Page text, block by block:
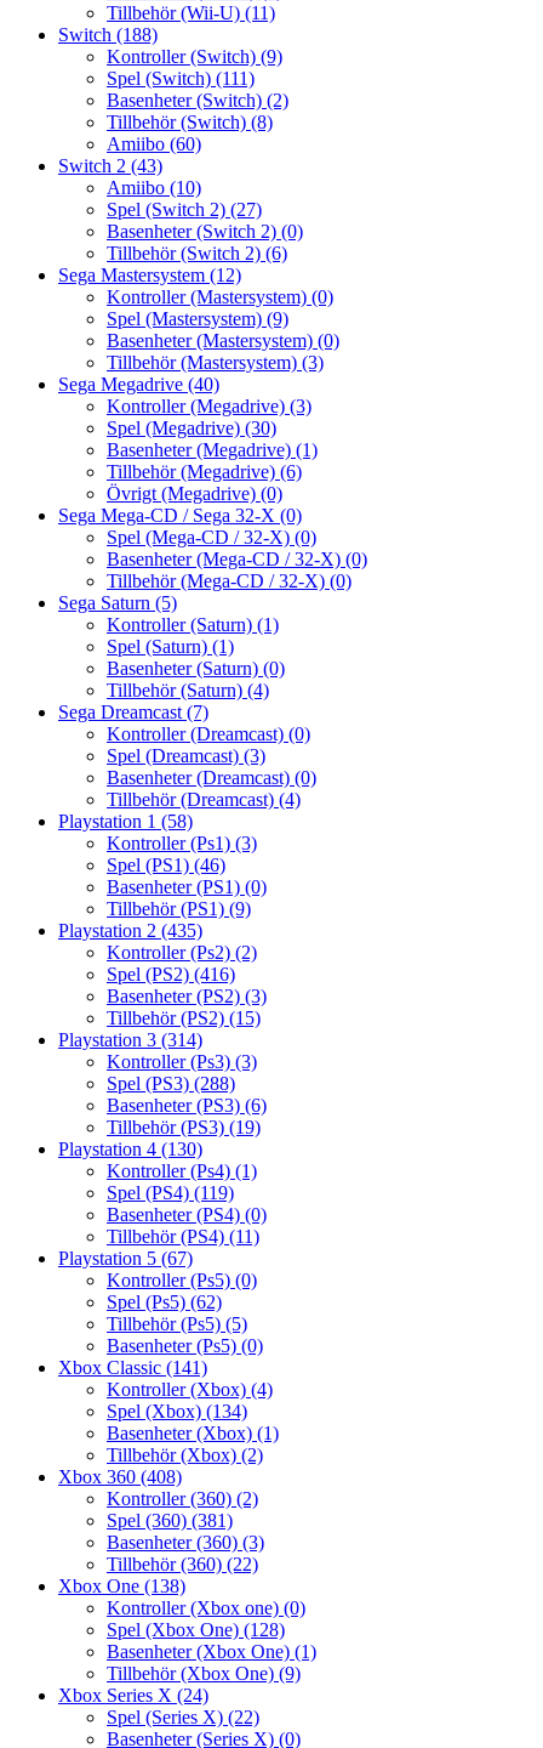
Tillbehör (Wii-U) (11)
Switch (188)
Kontroller (Switch) (9)
Spel (Switch) (111)
Basenheter (Switch) (2)
Tillbehör (Switch) (8)
Amiibo (60)
Switch 2 (43)
Amiibo (10)
Spel (Switch 2) (27)
Basenheter (Switch 2) (0)
Tillbehör (Switch 2) (6)
Sega Mastersystem (12)
Kontroller (Mastersystem) (0)
Spel (Mastersystem) (9)
Basenheter (Mastersystem) (0)
Tillbehör (Mastersystem) (3)
Sega Megadrive (40)
Kontroller (Megadrive) (3)
Spel (Megadrive) (30)
Basenheter (Megadrive) (1)
Tillbehör (Megadrive) (6)
Övrigt (Megadrive) (0)
Sega Mega-CD / Sega 32-X (0)
Spel (Mega-CD / 32-X) (0)
Basenheter (Mega-CD / 32-X) (0)
Tillbehör (Mega-CD / 32-X) (0)
Sega Saturn (5)
Kontroller (Saturn) (1)
Spel (Saturn) (1)
Basenheter (Saturn) (0)
Tillbehör (Saturn) (4)
Sega Dreamcast (7)
Kontroller (Dreamcast) (0)
Spel (Dreamcast) (3)
Basenheter (Dreamcast) (0)
Tillbehör (Dreamcast) (4)
Playstation 1 (58)
Kontroller (Ps1) (3)
Spel (PS1) (46)
Basenheter (PS1) (0)
Tillbehör (PS1) (9)
Playstation 2 (435)
Kontroller (Ps2) (2)
Spel (PS2) (416)
Basenheter (PS2) (3)
Tillbehör (PS2) (15)
Playstation 3 (314)
Kontroller (Ps3) (3)
Spel (PS3) (288)
Basenheter (PS3) (6)
Tillbehör (PS3) (19)
Playstation 4 (130)
Kontroller (Ps4) (1)
Spel (PS4) (119)
Basenheter (PS4) (0)
Tillbehör (PS4) (11)
Playstation 5 (67)
Kontroller (Ps5) (0)
Spel (Ps5) (62)
Tillbehör (Ps5) (5)
Basenheter (Ps5) (0)
Xbox Classic (141)
Kontroller (Xbox) (4)
Spel (Xbox) (134)
Basenheter (Xbox) (1)
Tillbehör (Xbox) (2)
Xbox 360 (408)
Kontroller (360) (2)
Spel (360) (381)
Basenheter (360) (3)
Tillbehör (360) (22)
Xbox One (138)
Kontroller (Xbox one) (0)
Spel (Xbox One) (128)
Basenheter (Xbox One) (1)
Tillbehör (Xbox One) (9)
Xbox Series X (24)
Spel (Series X) (22)
Basenheter (Series X) (0)